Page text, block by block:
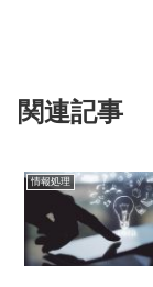
関連記事
情報処理